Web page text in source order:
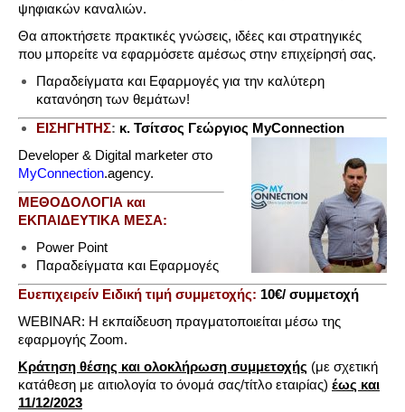
ψηφιακών καναλιών.
Θα αποκτήσετε πρακτικές γνώσεις, ιδέες και στρατηγικές
που μπορείτε να εφαρμόσετε αμέσως στην επιχείρησή σας.
Παραδείγματα και Εφαρμογές για την καλύτερη
κατανόηση των θεμάτων!
ΕΙΣΗΓΗΤΗΣ: κ. Τσίτσος Γεώργιος MyConnection
Developer & Digital marketer στο
MyConnection.agency.
ΜΕΘΟΔΟΛΟΓΙΑ και
ΕΚΠΑΙΔΕΥΤΙΚΑ ΜΕΣΑ:
Power Point
Παραδείγματα και Εφαρμογές
Ευεπιχειρείν Ειδική τιμή συμμετοχής: 10€/ συμμετοχή
WEBINAR: Η εκπαίδευση πραγματοποιείται μέσω της
εφαρμογής Zoom.
Kράτηση θέσης και ολοκλήρωση συμμετοχής (με σχετική
κατάθεση με αιτιολογία το όνομά σας/τίτλο εταιρίας) έως και
11/12/2023